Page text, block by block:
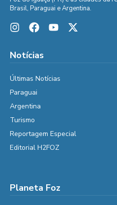
Brasil, Paraguai e Argentina.
Notícias
Últimas Notícias
Paraguai
Argentina
Turismo
Reportagem Especial
Editorial H2FOZ
Planeta Foz